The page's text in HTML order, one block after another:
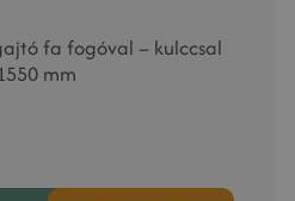
fa fogóval – kulccsal
mm